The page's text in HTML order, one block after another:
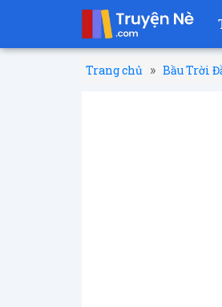
Trang chủ » Bầu Trời